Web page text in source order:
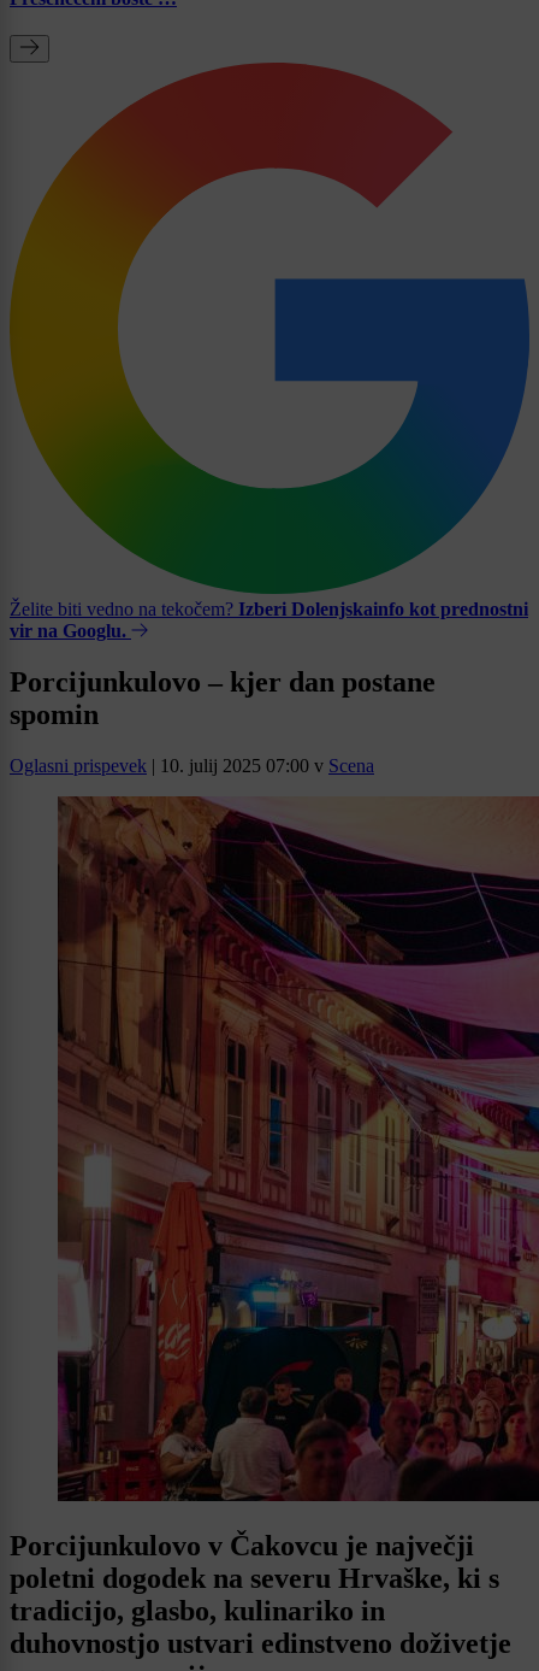
Želite biti vedno na tekočem? Izberi Dolenjskainfo kot prednostni
vir na Googlu.
Porcijunkulovo – kjer dan postane
spomin
Oglasni prispevek | 10. julij 2025 07:00 v Scena
Porcijunkulovo v Čakovcu je največji
poletni dogodek na severu Hrvaške, ki s
tradicijo, glasbo, kulinariko in
duhovnostjo ustvari edinstveno doživetje